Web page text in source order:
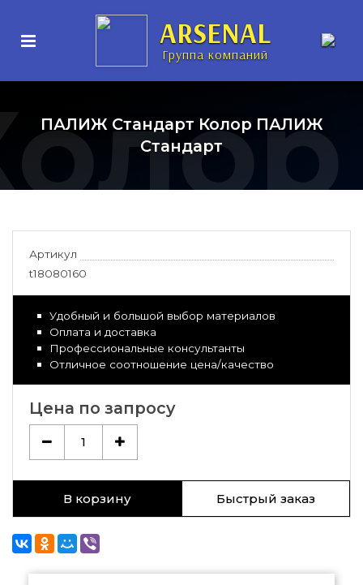
ARSENAL
Группа компаний
ПАЛИЖ Стандарт Колор ПАЛИЖ
Стандарт
Артикул
t18080160
Удобный и большой выбор материалов
Оплата и доставка
Профессиональные консультанты
Отличное соотношение цена/качество
Цена по запросу
1
В корзину Быстрый заказ